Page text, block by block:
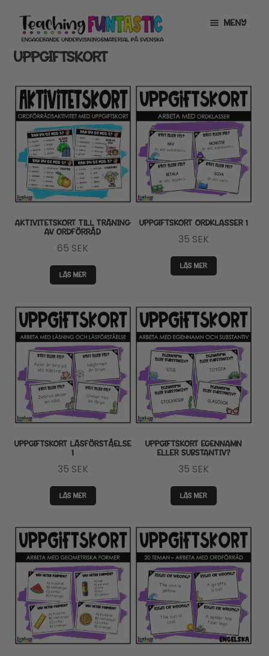
Hoppa
till
navigering
Gå
till
innehåll
MENY
INFO
MITT KONTO
GRATISMATERIAL
EXPANDERA
UNDERMENY
BUTIK
LICENSER
EXPANDERA
UNDERMENY
UPPGIFTSKORT
AKTIVITETSKORT TILL TRÄNING
AV ORDFÖRRÅD
65 SEK
LÄS MER
UPPGIFTSKORT ORDKLASSER 1
35 SEK
LÄS MER
UPPGIFTSKORT LÄSFÖRSTÅELSE
1
35 SEK
LÄS MER
UPPGIFTSKORT EGENNAMN
ELLER SUBSTANTIV?
35 SEK
LÄS MER